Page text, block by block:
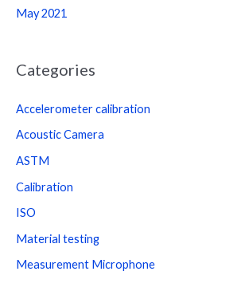
May 2021
Categories
Accelerometer calibration
Acoustic Camera
ASTM
Calibration
ISO
Material testing
Measurement Microphone